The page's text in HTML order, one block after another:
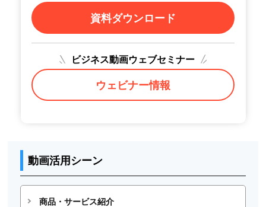
資料ダウンロード
ビジネス動画ウェブセミナー
ウェビナー情報
動画活用シーン
商品・サービス紹介